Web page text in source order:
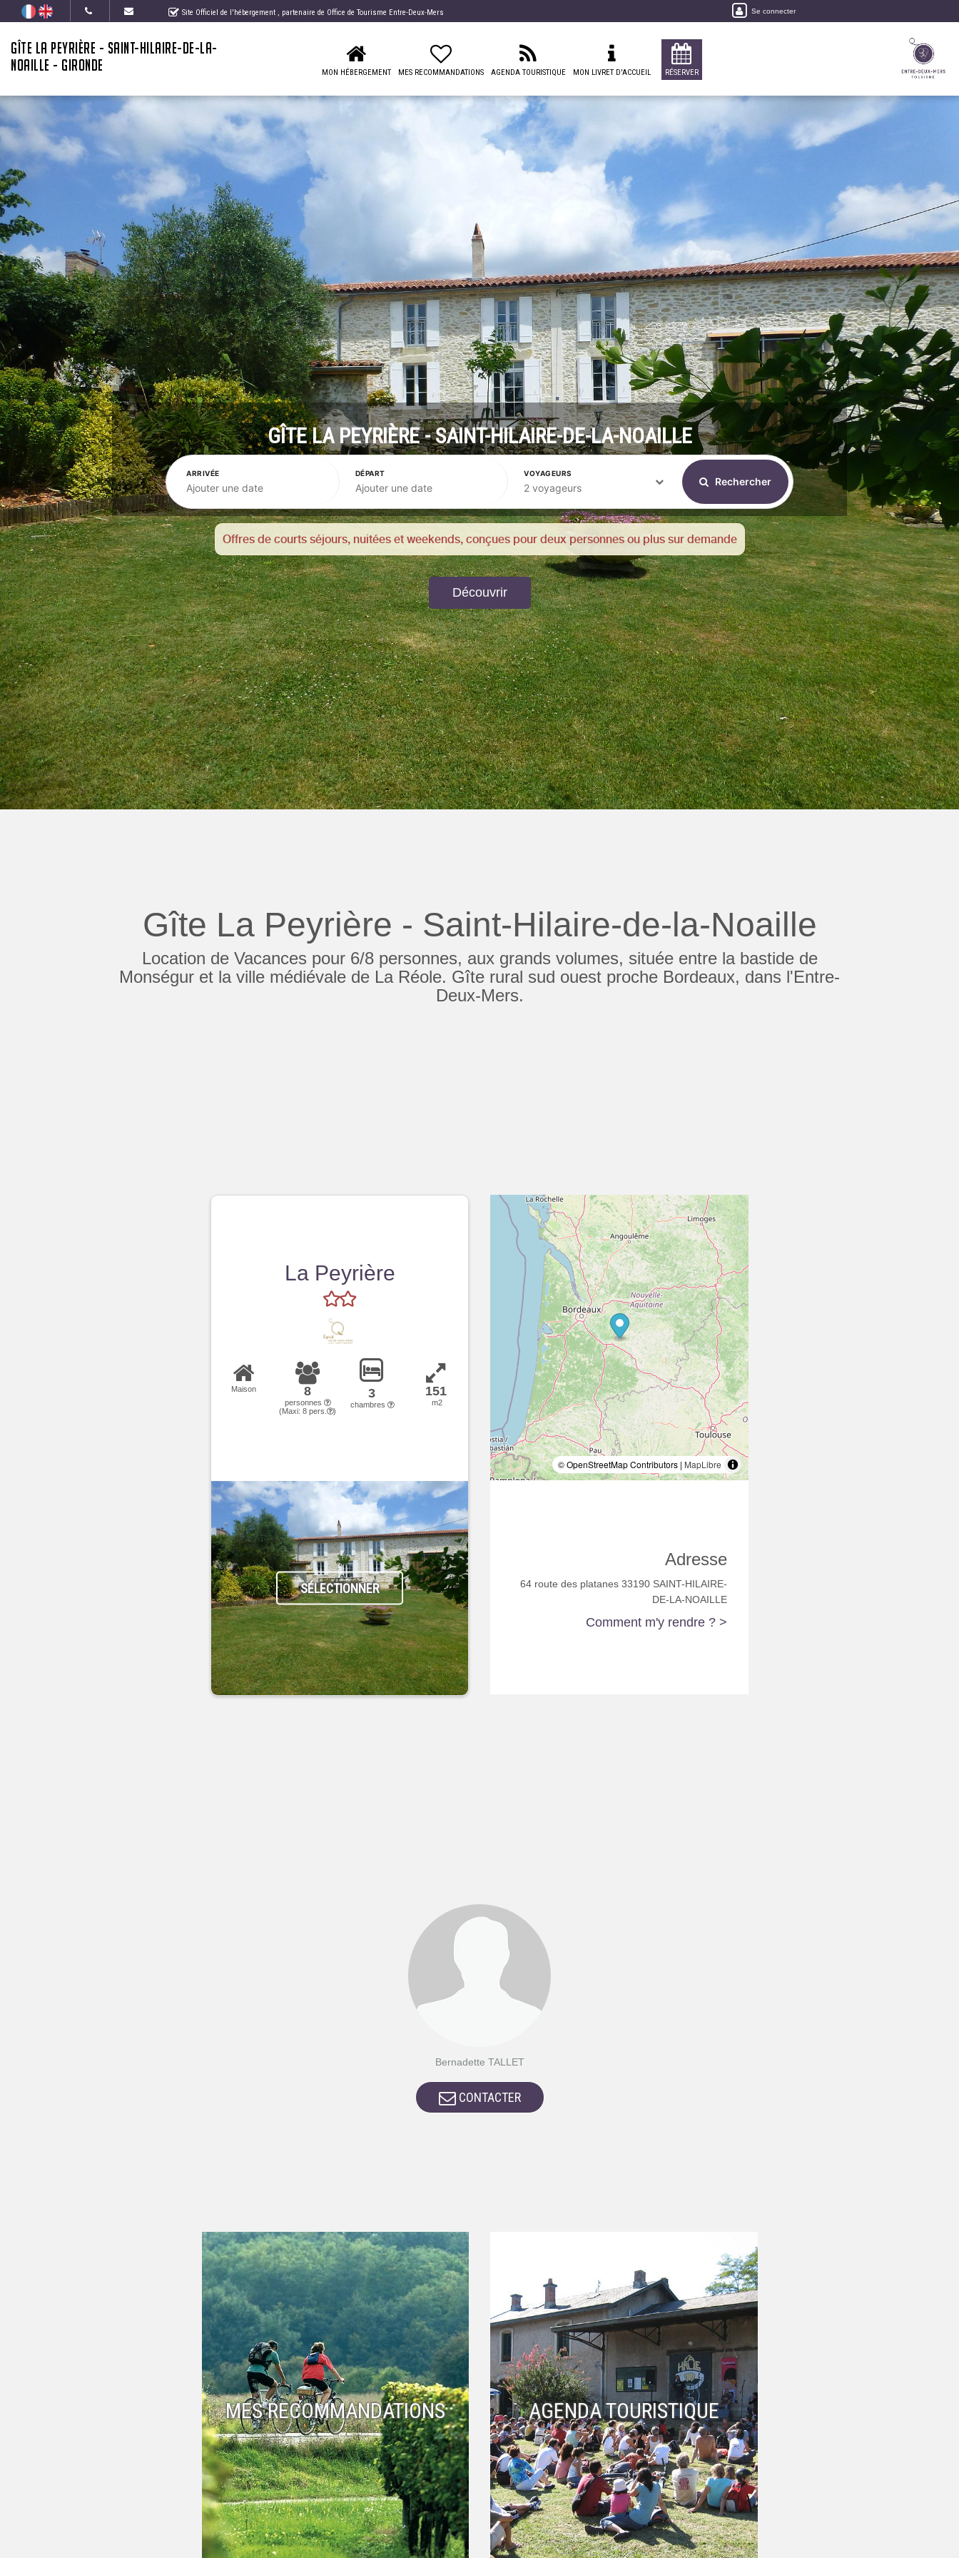
Site Officiel de l'hébergement , partenaire de Office de Tourisme Entre-Deux-Mers Se connecter
GÎTE LA PEYRIÈRE - SAINT-HILAIRE-DE-LA-
NOAILLE - GIRONDE
MON HÉBERGEMENT MES RECOMMANDATIONS AGENDA TOURISTIQUE MON LIVRET D'ACCUEIL RÉSERVER
GÎTE LA PEYRIÈRE - SAINT-HILAIRE-DE-LA-NOAILLE
ARRIVÉE
Ajouter une date
DÉPART
Ajouter une date
VOYAGEURS
2 voyageurs
Rechercher
Offres de courts séjours, nuitées et weekends, conçues pour deux personnes ou plus sur demande
Découvrir
Gîte La Peyrière - Saint-Hilaire-de-la-Noaille
Location de Vacances pour 6/8 personnes, aux grands volumes, située entre la bastide de
Monségur et la ville médiévale de La Réole. Gîte rural sud ouest proche Bordeaux, dans l'Entre-
Deux-Mers.
La Peyrière
Maison 8
personnes
(Maxi: 8 pers. )
3
chambres
151
m2
SÉLECTIONNER
© OpenStreetMap Contributors | MapLibre
Adresse
64 route des platanes 33190 SAINT-HILAIRE-
DE-LA-NOAILLE
Comment m'y rendre ? >
Bernadette TALLET
CONTACTER
MES RECOMMANDATIONS AGENDA TOURISTIQUE